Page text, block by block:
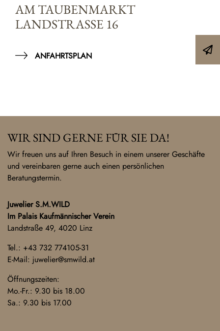
AM TAUBENMARKT
LANDSTRASSE 16
ANFAHRTSPLAN
WIR SIND GERNE FÜR SIE DA!
Wir freuen uns auf Ihren Besuch in einem unserer Geschäfte
und vereinbaren gerne auch einen persönlichen
Beratungstermin.
Juwelier S.M.WILD
Im Palais Kaufmännischer Verein
Landstraße 49, 4020 Linz
Tel.: +43 732 774105-31
E-Mail: juwelier@smwild.at
Öffnungszeiten:
Mo.-Fr.: 9.30 bis 18.00
Sa.: 9.30 bis 17.00